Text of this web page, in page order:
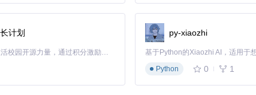
的配置列表和实时预览效果，包括天气芯片、菜单芯片和实体状态芯
计划
「源启盛夏」暑期校园开发者成长计划旨在激活校园开源力量，通过积分激励、认证扶持、资源倾斜等形式，引导高校组织和开发者完成「入驻 — 建项目 — 做贡献 — 获认证 — 得资源」的完整闭环。无论你是想带领社团入驻平台的组织者，还是希望用代码贡献证明自己的开发者，都能在这里找到属于你的成长路径。
py-xiaozhi
Python
0 1